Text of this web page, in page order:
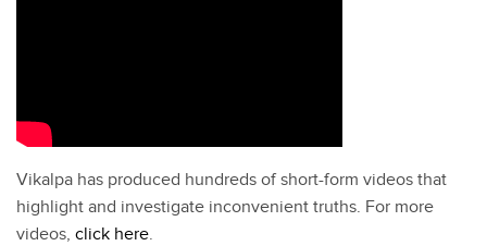
Vikalpa has produced hundreds of short-form videos that
highlight and investigate inconvenient truths. For more
videos, click here.